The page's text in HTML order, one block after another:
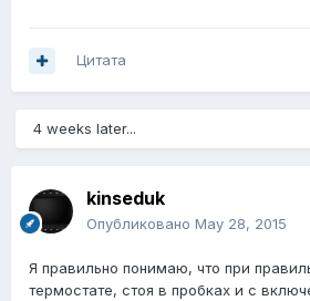
Цитата
4 weeks later...
kinseduk
Опубликовано May 28, 2015
Я правильно понимаю, что при
термостате, стоя в пробках и с